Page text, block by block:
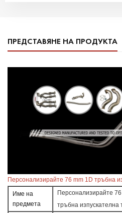
ПРЕДСТАВЯНЕ НА ПРОДУКТА
Персонализирайте 76 mm 1D тръбна
Име на
предмета
Персонализирайте
тръбна изпускателна